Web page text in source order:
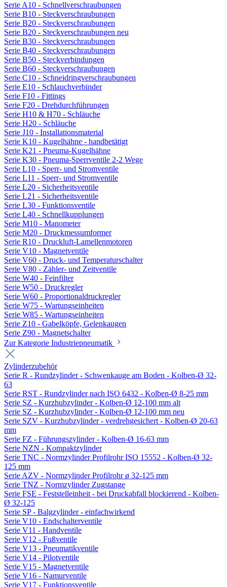
Serie A10 - Schnellverschraubungen
Serie B10 - Steckverschraubungen
Serie B20 - Steckverschraubungen
Serie B20 - Steckverschraubungen neu
Serie B30 - Steckverschraubungen
Serie B40 - Steckverschraubungen
Serie B50 - Steckverbindungen
Serie B60 - Steckverschraubungen
Serie C10 - Schneidringverschraubungen
Serie E10 - Schlauchverbinder
Serie F10 - Fittings
Serie F20 - Drehdurchführungen
Serie H10 & H70 - Schläuche
Serie H20 - Schläuche
Serie J10 - Installationsmaterial
Serie K10 - Kugelhähne - handbetätigt
Serie K21 - Pneuma-Kugelhähne
Serie K30 - Pneuma-Sperrventile 2-2 Wege
Serie L10 - Sperr- und Stromventile
Serie L11 - Sperr- und Stromventile
Serie L20 - Sicherheitsventile
Serie L21 - Sicherheitsventile
Serie L30 - Funktionsventile
Serie L40 - Schnellkupplungen
Serie M10 - Manometer
Serie M20 - Druckmessumformer
Serie R10 - Druckluft-Lamellenmotoren
Serie V10 - Magnetventile
Serie V60 - Druck- und Temperaturschalter
Serie V80 - Zähler- und Zeitventile
Serie W40 - Feinfilter
Serie W50 - Druckregler
Serie W60 - Proportionaldruckregler
Serie W75 - Wartungseinheiten
Serie W85 - Wartungseinheiten
Serie Z10 - Gabelköpfe, Gelenkaugen
Serie Z90 - Magnetschalter
Zur Kategorie Industriepneumatik
Zylinderzubehör
Serie R - Rundzylinder - Schwenkauge am Boden - Kolben-Ø 32-
63
Serie RST - Rundzylinder nach ISO 6432 - Kolben-Ø 8-25 mm
Serie SZ - Kurzhubzylinder - Kolben-Ø 12-100 mm alt
Serie SZ - Kurzhubzylinder - Kolben-Ø 12-100 mm neu
Serie SZV - Kurzhubzylinder - verdrehgesichert - Kolben-Ø 20-63
mm
Serie FZ - Führungszylinder - Kolben-Ø 16-63 mm
Serie NZN - Kompaktzylinder
Serie TNC - Normzylinder Profilrohr ISO 15552 - Kolben-Ø 32-
125 mm
Serie AZV - Normzylinder Profilrohr ø 32-125 mm
Serie TNZ - Normzylinder Zugstange
Serie FSE - Feststelleinheit - bei Druckabfall blockierend - Kolben-
Ø 32-125
Serie SP - Balgzylinder - einfachwirkend
Serie V10 - Endschalterventile
Serie V11 - Handventile
Serie V12 - Fußventile
Serie V13 - Pneumatikventile
Serie V14 - Pilotventile
Serie V15 - Magnetventile
Serie V16 - Namurventile
Serie V17 - Funktionsventile